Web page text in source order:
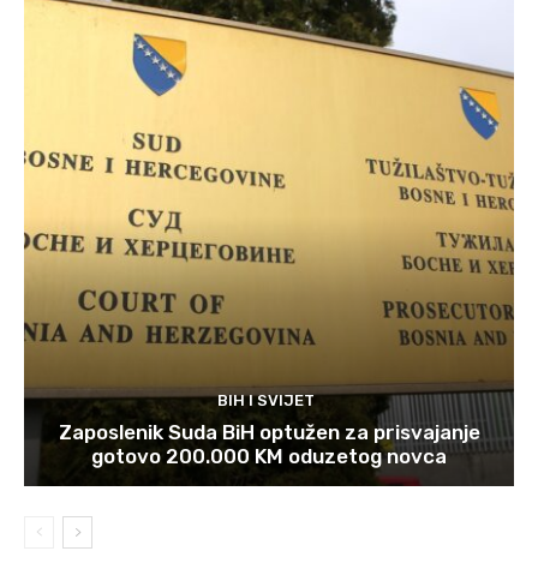
BIH I SVIJET
Zaposlenik Suda BiH optužen za prisvajanje
gotovo 200.000 KM oduzetog novca